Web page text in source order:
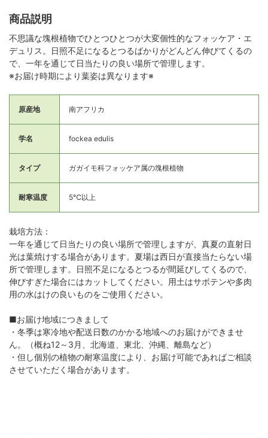
商品説明
不思議な塊根植物でひとつひとつが大変個性的なフォッケア・エ
デュリス。日照不足になるとつるばかりがどんどん伸びてくるの
で、一年を通じて日当たりの良い場所で管理します。
※お届け時期により葉姿は異なります※
原産地 南アフリカ
学名 fockea edulis
タイプ ガガイモ科フォッケア属の塊根植物
耐寒温度 5℃以上
栽培方法：
一年を通じて日当たりの良い場所で管理しますが、真夏の直射日
光は葉焼けする場合があります。夏場は西日が直接当たらない場
所で管理します。日照不足になるとつるが間延びしてくるので、
伸びすぎた場合にはカットしてください。用土はサボテンや多肉
用の水はけの良いものをご使用ください。
■お届け地域につきまして
・冬季は寒冷地や配送日数のかかる地域へのお届けができませ
ん。（概ね12～3月、北海道、東北、沖縄、離島など）
・但し個別の植物の耐寒温度により、お届け可能であればご相談
させていただく場合があります。